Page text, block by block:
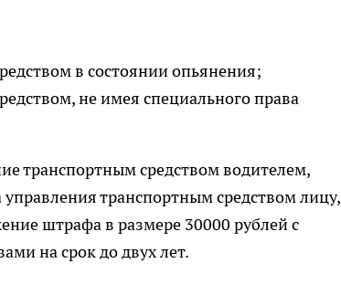
в состоянии опьянения;
не имея специального права
транспортным средством водителем,
транспортным средством лицу,
штрафа в размере 30000 рублей с
на срок до двух лет.